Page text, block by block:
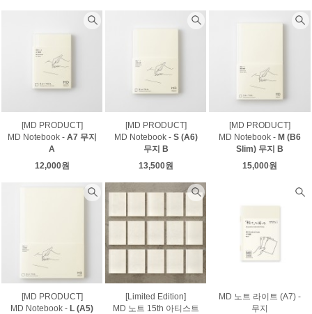
[MD PRODUCT]
MD Notebook - A7 무지
A
12,000원
[MD PRODUCT]
MD Notebook - S (A6)
무지 B
13,500원
[MD PRODUCT]
MD Notebook - M (B6
Slim) 무지 B
15,000원
[MD PRODUCT]
MD Notebook -L (A5)
[Limited Edition]
MD 노트 15th 아티스트
MD 노트 라이트 (A7) -
무지